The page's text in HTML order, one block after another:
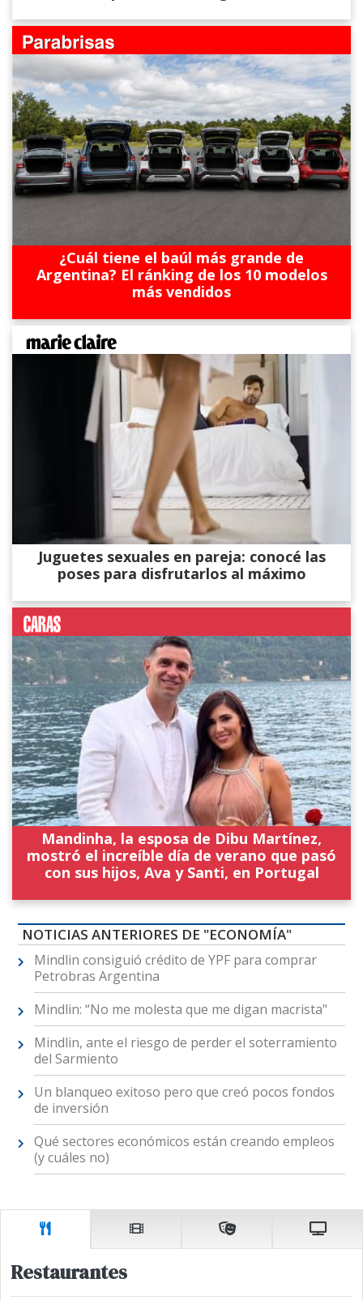
¿Cuál tiene el baúl más grande de
Argentina? El ránking de los 10 modelos
más vendidos
Juguetes sexuales en pareja: conocé las
poses para disfrutarlos al máximo
Mandinha, la esposa de Dibu Martínez,
mostró el increíble día de verano que pasó
con sus hijos, Ava y Santi, en Portugal
NOTICIAS ANTERIORES DE "ECONOMÍA"
Mindlin consiguió crédito de YPF para comprar
Petrobras Argentina
Mindlin: “No me molesta que me digan macrista"
Mindlin, ante el riesgo de perder el soterramiento
del Sarmiento
Un blanqueo exitoso pero que creó pocos fondos
de inversión
Qué sectores económicos están creando empleos
(y cuáles no)
Restaurantes